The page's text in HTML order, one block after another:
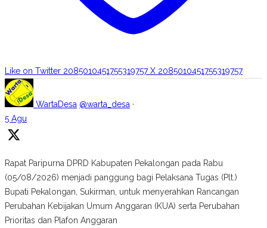
Like on Twitter 2085010451755319757 X 2085010451755319757
WartaDesa @warta_desa ·
5 Agu
Rapat Paripurna DPRD Kabupaten Pekalongan pada Rabu
(05/08/2026) menjadi panggung bagi Pelaksana Tugas (Plt.)
Bupati Pekalongan, Sukirman, untuk menyerahkan Rancangan
Perubahan Kebijakan Umum Anggaran (KUA) serta Perubahan
Prioritas dan Plafon Anggaran